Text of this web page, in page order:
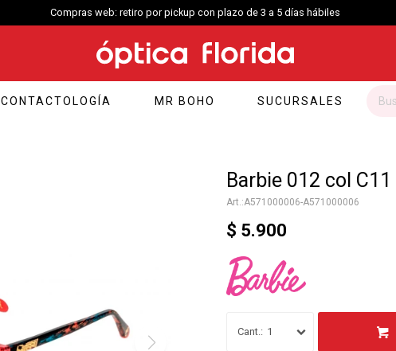
Compras web: retiro por pickup con plazo de 3 a 5 días hábiles
CONTACTOLOGÍA MR BOHO SUCURSALES
Barbie 012 col C11
A571000006-A571000006
$ 5.900
1